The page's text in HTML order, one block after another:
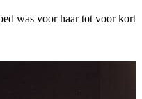
was voor haar tot voor kort